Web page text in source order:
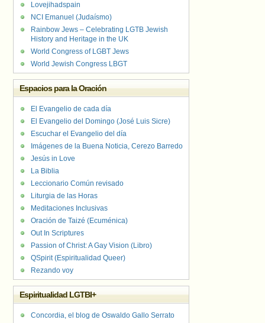
Lovejihadspain
NCI Emanuel (Judaísmo)
Rainbow Jews – Celebrating LGTB Jewish
History and Heritage in the UK
World Congress of LGBT Jews
World Jewish Congress LBGT
Espacios para la Oración
El Evangelio de cada día
El Evangelio del Domingo (José Luis Sicre)
Escuchar el Evangelio del día
Imágenes de la Buena Noticia, Cerezo Barredo
Jesús in Love
La Biblia
Leccionario Común revisado
Liturgia de las Horas
Meditaciones Inclusivas
Oración de Taizé (Ecuménica)
Out In Scriptures
Passion of Christ: A Gay Vision (Libro)
QSpirit (Espiritualidad Queer)
Rezando voy
Espiritualidad LGTBI+
Concordia, el blog de Oswaldo Gallo Serrato